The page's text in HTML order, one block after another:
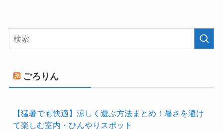
ごろりん
【猛暑でも快適】涼しく遊ぶ方法まとめ！暑さを避け
て楽しむ室内・ひんやりスポット